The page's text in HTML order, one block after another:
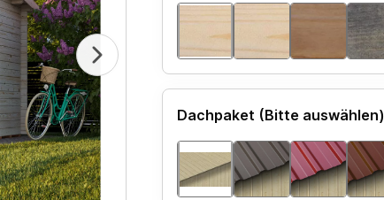
Dachpaket (Bitte auswählen)